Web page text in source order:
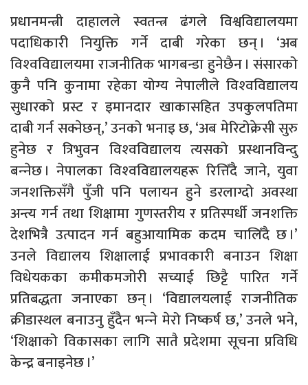
प्रधानमन्त्री दाहालले स्वतन्त्र ढंगले विश्वविद्यालयमा
पदाधिकारी नियुक्ति गर्ने दाबी गरेका छन् । ‘अब
विश्‍वविद्यालयमा राजनीतिक भागबन्डा हुनेछैन । संसारको
कुनै पनि कुनामा रहेका योग्य नेपालीले विश्‍वविद्यालय
सुधारको प्रस्ट र इमानदार खाकासहित उपकुलपतिमा
दाबी गर्न सक्नेछन्,’ उनको भनाइ छ, ‘अब मेरिटोक्रेसी सुरु
हुनेछ र त्रिभुवन विश्‍वविद्यालय त्यसको प्रस्थानविन्दु
बन्‍नेछ । नेपालका विश्‍वविद्यालयहरू रित्तिँदै जाने, युवा
जनशक्तिसँगै पुँजी पनि पलायन हुने डरलाग्दो अवस्था
अन्त्य गर्न तथा शिक्षामा गुणस्तरीय र प्रतिस्पर्धी जनशक्ति
देशभित्रै उत्पादन गर्न बहुआयामिक कदम चालिँदै छ ।’
उनले विद्यालय शिक्षालाई प्रभावकारी बनाउन शिक्षा
विधेयकका कमीकमजोरी सच्याई छिट्टै पारित गर्ने
प्रतिबद्धता जनाएका छन् । ‘विद्यालयलाई राजनीतिक
क्रीडास्थल बनाउनु हुँदैन भन्‍ने मेरो निष्कर्ष छ,’ उनले भने,
‘शिक्षाको विकासका लागि सातै प्रदेशमा सूचना प्रविधि
केन्द्र बनाइनेछ ।’